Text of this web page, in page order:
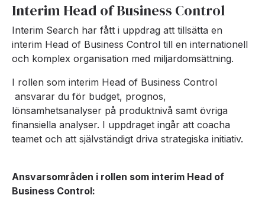
Interim Head of Business Control
Interim Search har fått i uppdrag att tillsätta en
interim Head of Business Control till en internationell
och komplex organisation med miljardomsättning.
I rollen som interim Head of Business Control
ansvarar du för budget, prognos,
lönsamhetsanalyser på produktnivå samt övriga
finansiella analyser. I uppdraget ingår att coacha
teamet och att självständigt driva strategiska initiativ.
Ansvarsområden i rollen som interim Head of
Business Control: